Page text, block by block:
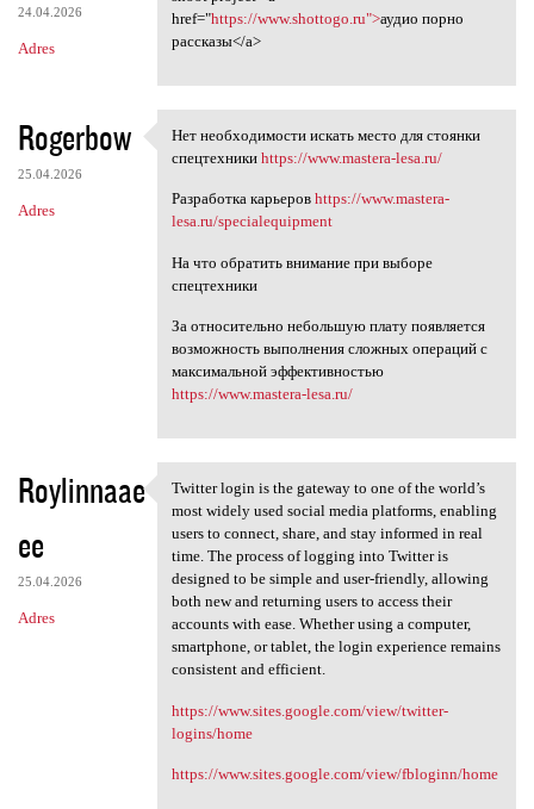
24.04.2026
Adres
href="https://www.shottogo.ru">аудио порно
рассказы</a>
Rogerbow
25.04.2026
Adres
Нет необходимости искать
Нет необходимости искать место для стоянки
спецтехники https://www.mastera-lesa.ru/
Разработка карьеров https://www.mastera-
lesa.ru/specialequipment
На что обратить внимание при выборе
спецтехники
За относительно небольшую плату появляется
возможность выполнения сложных операций с
максимальной эффективностью
https://www.mastera-lesa.ru/
Roylinnaae
ee
25.04.2026
Adres
Twitter login is the gateway
Twitter login is the gateway to one of the world’s
most widely used social media platforms, enabling
users to connect, share, and stay informed in real
time. The process of logging into Twitter is
designed to be simple and user-friendly, allowing
both new and returning users to access their
accounts with ease. Whether using a computer,
smartphone, or tablet, the login experience remains
consistent and efficient.
https://www.sites.google.com/view/twitter-
logins/home
https://www.sites.google.com/view/fbloginn/home